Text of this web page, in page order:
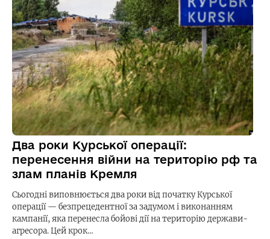
Два роки Курської операції:
перенесення війни на територію рф та
злам планів Кремля
Сьогодні виповнюється два роки від початку Курської
операції — безпрецедентної за задумом і виконанням
кампанії, яка перенесла бойові дії на територію держави-
агресора. Цей крок…